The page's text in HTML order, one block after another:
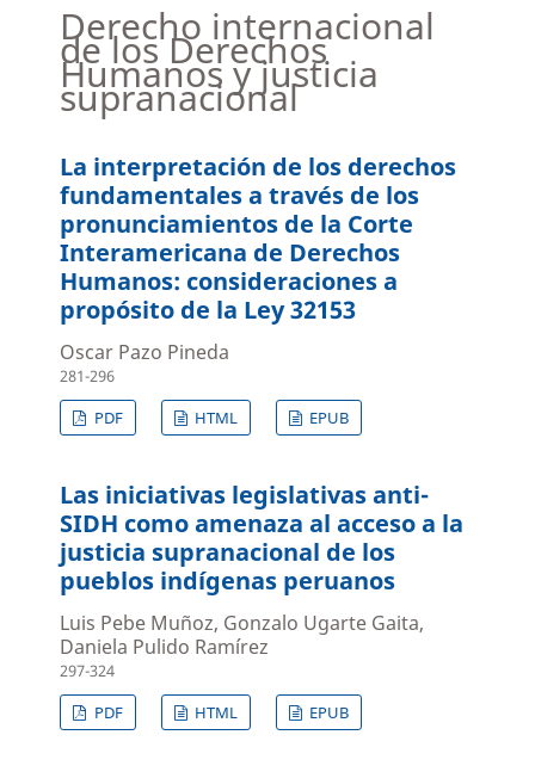
Derecho internacional
de los Derechos
Humanos y justicia
supranacional
La interpretación de los derechos
fundamentales a través de los
pronunciamientos de la Corte
Interamericana de Derechos
Humanos: consideraciones a
propósito de la Ley 32153
Oscar Pazo Pineda
281-296
PDF
HTML EPUB
Las iniciativas legislativas anti-
SIDH como amenaza al acceso a la
justicia supranacional de los
pueblos indígenas peruanos
Luis Pebe Muñoz, Gonzalo Ugarte Gaita,
Daniela Pulido Ramírez
297-324
PDF
HTML EPUB